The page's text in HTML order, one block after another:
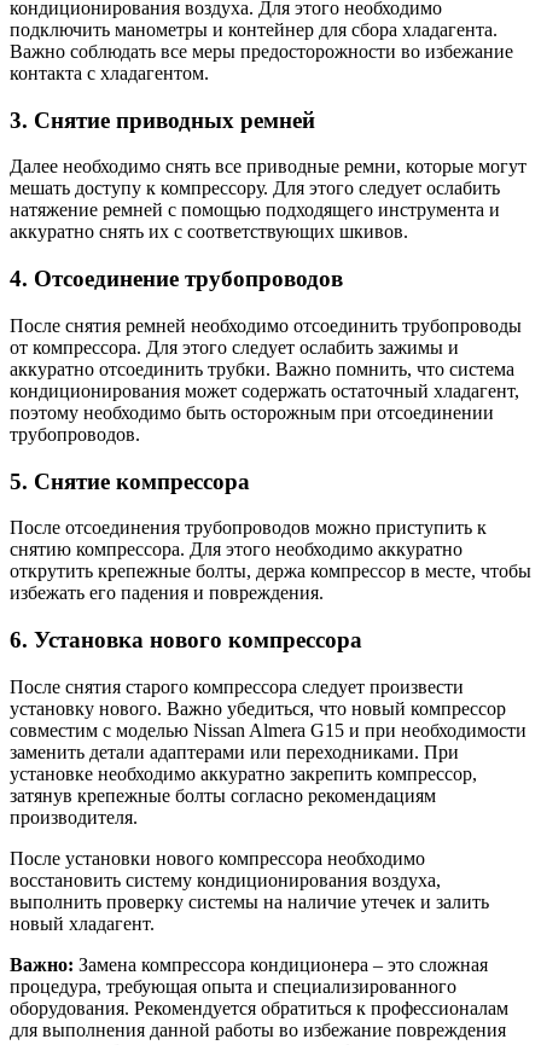
кондиционирования воздуха. Для этого необходимо
подключить манометры и контейнер для сбора хладагента.
Важно соблюдать все меры предосторожности во избежание
контакта с хладагентом.
3. Снятие приводных ремней
Далее необходимо снять все приводные ремни, которые могут
мешать доступу к компрессору. Для этого следует ослабить
натяжение ремней с помощью подходящего инструмента и
аккуратно снять их с соответствующих шкивов.
4. Отсоединение трубопроводов
После снятия ремней необходимо отсоединить трубопроводы
от компрессора. Для этого следует ослабить зажимы и
аккуратно отсоединить трубки. Важно помнить, что система
кондиционирования может содержать остаточный хладагент,
поэтому необходимо быть осторожным при отсоединении
трубопроводов.
5. Снятие компрессора
После отсоединения трубопроводов можно приступить к
снятию компрессора. Для этого необходимо аккуратно
открутить крепежные болты, держа компрессор в месте, чтобы
избежать его падения и повреждения.
6. Установка нового компрессора
После снятия старого компрессора следует произвести
установку нового. Важно убедиться, что новый компрессор
совместим с моделью Nissan Almera G15 и при необходимости
заменить детали адаптерами или переходниками. При
установке необходимо аккуратно закрепить компрессор,
затянув крепежные болты согласно рекомендациям
производителя.
После установки нового компрессора необходимо
восстановить систему кондиционирования воздуха,
выполнить проверку системы на наличие утечек и залить
новый хладагент.
Важно: Замена компрессора кондиционера – это сложная
процедура, требующая опыта и специализированного
оборудования. Рекомендуется обратиться к профессионалам
для выполнения данной работы во избежание повреждения